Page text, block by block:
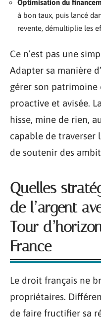
Optimisation du
à bon taux, puis lancé
revente, démultiplie les
Ce n’est pas une
Adapter sa manière
gérer son
proactive et avisée.
hisse, mine de rien,
capable de traverser
de soutenir des
Quelles
de l’argent
Tour
France
Le droit français ne
propriétaires.
de faire fructifier sa